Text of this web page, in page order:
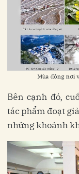
Mùa đông nơi
Bên cạnh đó,
tác phẩm đoạt
những khoảnh